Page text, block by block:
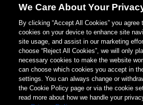
We Care About Your
By clicking “Accept All Cookies” you agree
cookies on your device to enhance site
site usage, and assist in our marketing
choose “Reject All Cookies”, we will only
necessary cookies to make the website
can choose which cookies you accept in
settings. You can always change or
the Cookie Policy page or via the cookie
read more about how we handle your